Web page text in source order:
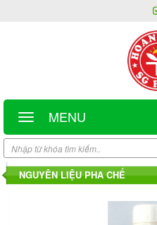
MENU
NGUYÊN LIỆU PHA CHẾ